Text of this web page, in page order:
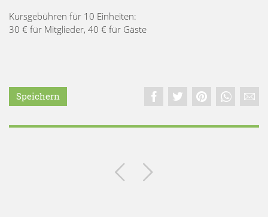
Kursgebühren für 10 Einheiten:
30 € für Mitglieder, 40 € für Gäste
Speichern